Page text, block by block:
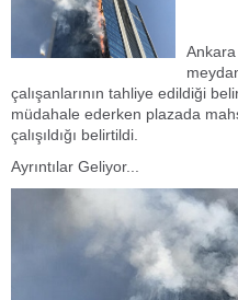
çalışanlarının tahliye edildiği
müdahale ederken plazada
çalışıldığı belirtildi.
Ayrıntılar Geliyor...